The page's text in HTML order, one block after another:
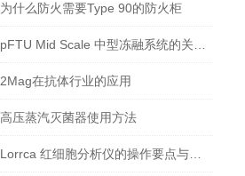
为什么防火需要Type 90的防火柜
2Mag在抗体行业的应用
高压蒸汽灭菌器使用方法